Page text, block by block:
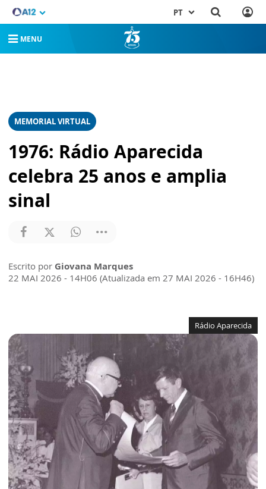
PT
MENU
MEMORIAL VIRTUAL
1976: Rádio Aparecida
celebra 25 anos e amplia
sinal
Escrito por Giovana Marques
22 MAI 2026 - 14H06 (Atualizada em 27 MAI 2026 - 16H46)
Rádio Aparecida